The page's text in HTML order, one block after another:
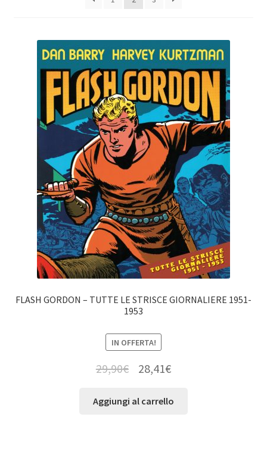
FLASH GORDON – TUTTE LE STRISCE GIORNALIERE 1951-
1953
IN OFFERTA!
29,90€ 28,41€
Aggiungi al carrello